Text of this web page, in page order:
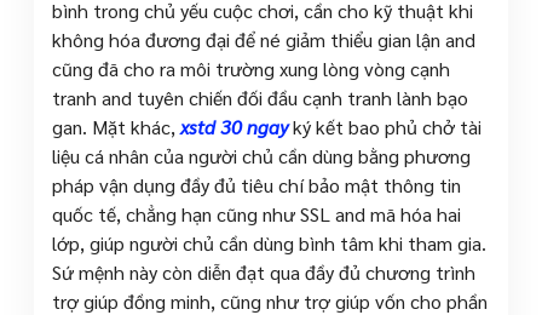
bình trong chủ yếu cuộc chơi, cần cho kỹ thuật khi
không hóa đương đại để né giảm thiểu gian lận and
cũng đã cho ra môi trường xung lòng vòng cạnh
tranh and tuyên chiến đối đầu cạnh tranh lành bạo
gan. Mặt khác, xstd 30 ngayký kết bao phủ chở tài
liệu cá nhân của người chủ cần dùng bằng phương
pháp vận dụng đầy đủ tiêu chí bảo mật thông tin
quốc tế, chẳng hạn cũng như SSL and mã hóa hai
lớp, giúp người chủ cần dùng bình tâm khi tham gia.
Sứ mệnh này còn diễn đạt qua đầy đủ chương trình
trợ giúp đồng minh, cũng như trợ giúp vốn cho phần